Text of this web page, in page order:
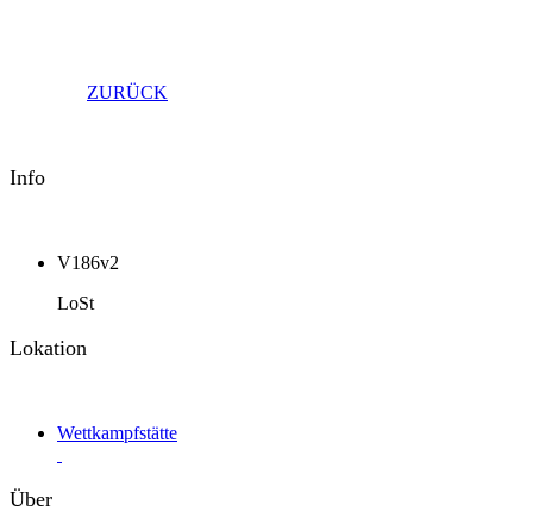
ZURÜCK
Info
V186v2
LoSt
Lokation
Wettkampfstätte
Über